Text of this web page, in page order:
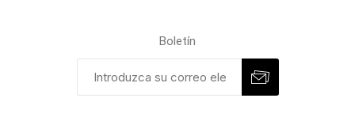
Boletín